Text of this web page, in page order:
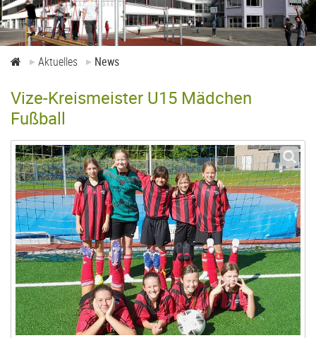
Termine
Projekte
Corona
Aktuelles News
Vize-Kreismeister U15 Mädchen
Fußball